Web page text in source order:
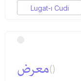
Lugat-ı Cudi
معرض()